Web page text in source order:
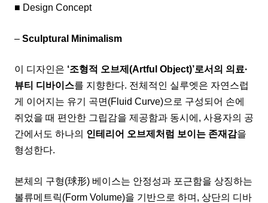
■ Design Concept
– Sculptural Minimalism
이 디자인은 ‘조형적 오브제(Artful Object)’로서의 의료·
뷰티 디바이스를 지향한다. 전체적인 실루엣은 자연스럽
게 이어지는 유기 곡면(Fluid Curve)으로 구성되어 손에
쥐었을 때 편안한 그립감을 제공함과 동시에, 사용자의 공
간에서도 하나의 인테리어 오브제처럼 보이는 존재감을
형성한다.
본체의 구형(球形) 베이스는 안정성과 포근함을 상징하는
볼류메트릭(Form Volume)을 기반으로 하며, 상단의 디바